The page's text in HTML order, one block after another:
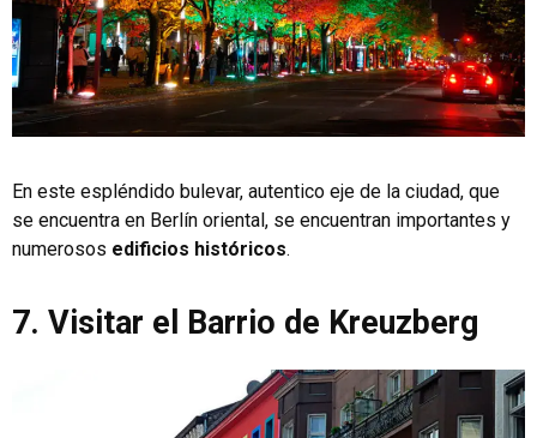
En este espléndido bulevar, autentico eje de la ciudad, que
se encuentra en Berlín oriental, se encuentran importantes y
numerosos edificios históricos.
7. Visitar el Barrio de Kreuzberg